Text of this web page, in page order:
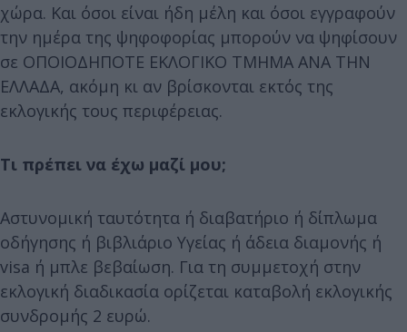
χώρα. Και όσοι είναι ήδη μέλη και όσοι εγγραφούν
την ημέρα της ψηφοφορίας μπορούν να ψηφίσουν
σε ΟΠΟΙΟΔΗΠΟΤΕ ΕΚΛΟΓΙΚΟ ΤΜΗΜΑ ΑΝΑ ΤΗΝ
ΕΛΛΑΔΑ, ακόμη κι αν βρίσκονται εκτός της
εκλογικής τους περιφέρειας.
Τι πρέπει να έχω μαζί μου;
Αστυνομική ταυτότητα ή διαβατήριο ή δίπλωμα
οδήγησης ή βιβλιάριο Υγείας ή άδεια διαμονής ή
visa ή μπλε βεβαίωση. Για τη συμμετοχή στην
εκλογική διαδικασία ορίζεται καταβολή εκλογικής
συνδρομής 2 ευρώ.